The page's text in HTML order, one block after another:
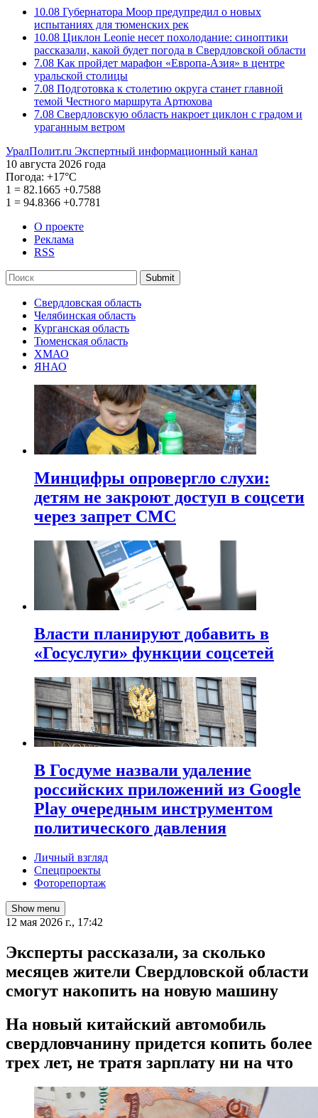
10.08 Губернатора Моор предупредил о новых
испытаниях для тюменских рек
10.08 Циклон Leonie несет похолодание: синоптики
рассказали, какой будет погода в Свердловской области
7.08 Как пройдет марафон «Европа-Азия» в центре
уральской столицы
7.08 Подготовка к столетию округа станет главной
темой Честного маршрута Артюхова
7.08 Свердловскую область накроет циклон с градом и
ураганным ветром
УралПолит.ru Экспертный информационный канал
10 августа 2026 года
Погода: +17°С
1 = 82.1665 +0.7588
1 = 94.8366 +0.7781
О проекте
Реклама
RSS
Submit
Свердловская область
Челябинская область
Курганская область
Тюменская область
ХМАО
ЯНАО
Минцифры опровергло слухи:
детям не закроют доступ в соцсети
через запрет СМС
Власти планируют добавить в
«Госуслуги» функции соцсетей
В Госдуме назвали удаление
российских приложений из Google
Play очередным инструментом
политического давления
Личный взгляд
Спецпроекты
Фоторепортаж
Show menu
12 мая 2026 г., 17:42
Эксперты рассказали, за сколько
месяцев жители Свердловской области
смогут накопить на новую машину
На новый китайский автомобиль
свердловчанину придется копить более
трех лет, не тратя зарплату ни на что